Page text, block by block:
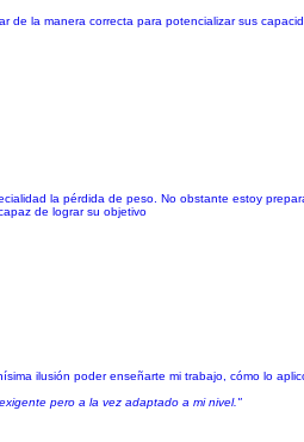
la manera correcta para potencializar sus
la pérdida de peso. No obstante estoy
de lograr su objetivo
ilusión poder enseñarte mi trabajo, cómo lo
pero a la vez adaptado a mi nivel."